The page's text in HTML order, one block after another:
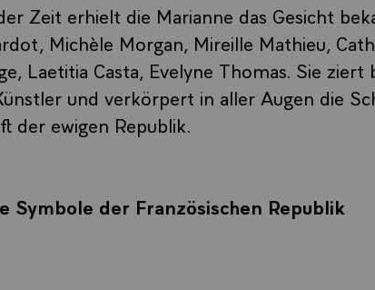
Zeit erhielt die Marianne das Gesicht
Michèle Morgan, Mireille Mathieu,
Laetitia Casta, Evelyne Thomas. Sie
und verkörpert in aller Augen die
der ewigen Republik.
Symbole der Französischen Republik
der Französischen Republik